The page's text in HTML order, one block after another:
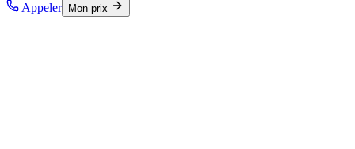
Appeler Mon prix